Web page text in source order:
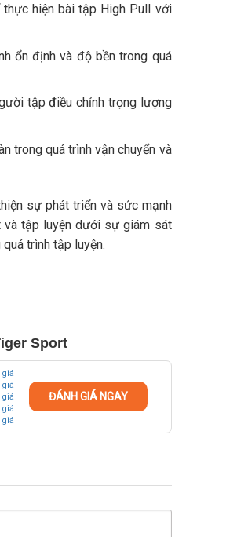
hiện bài tập High Pull với
ổn định và độ bền trong quá
tập điều chỉnh trọng lượng
trong quá trình vận chuyển và
sự phát triển và sức mạnh
và tập luyện dưới sự giám sát
trình tập luyện.
Sport
ĐÁNH GIÁ NGAY